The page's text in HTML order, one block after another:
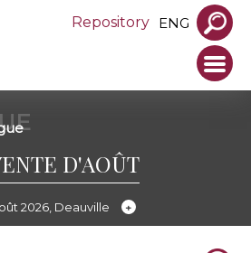
Repository ENG
D'AOÛT
2026, Deauville